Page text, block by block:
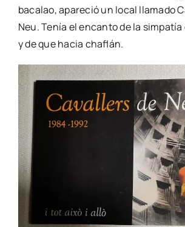
baca­lao, apa­re­ció un local lla­ma­do
Neu. Tenía el encan­to de la
y de que hacia cha­flán.